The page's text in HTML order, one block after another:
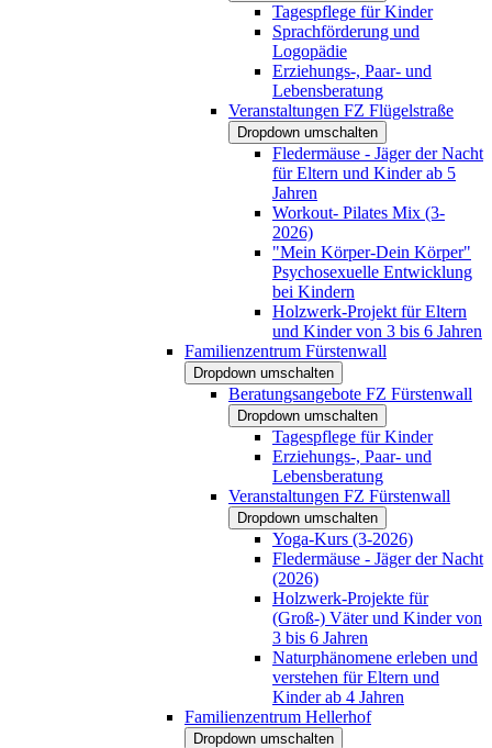
Tagespflege für Kinder
Sprachförderung und
Logopädie
Erziehungs-, Paar- und
Lebensberatung
Veranstaltungen FZ Flügelstraße
Dropdown umschalten
Fledermäuse - Jäger der Nacht
für Eltern und Kinder ab 5
Jahren
Workout- Pilates Mix (3-
2026)
"Mein Körper-Dein Körper"
Psychosexuelle Entwicklung
bei Kindern
Holzwerk-Projekt für Eltern
und Kinder von 3 bis 6 Jahren
Familienzentrum Fürstenwall
Dropdown umschalten
Beratungsangebote FZ Fürstenwall
Dropdown umschalten
Tagespflege für Kinder
Erziehungs-, Paar- und
Lebensberatung
Veranstaltungen FZ Fürstenwall
Dropdown umschalten
Yoga-Kurs (3-2026)
Fledermäuse - Jäger der Nacht
(2026)
Holzwerk-Projekte für
(Groß-) Väter und Kinder von
3 bis 6 Jahren
Naturphänomene erleben und
verstehen für Eltern und
Kinder ab 4 Jahren
Familienzentrum Hellerhof
Dropdown umschalten